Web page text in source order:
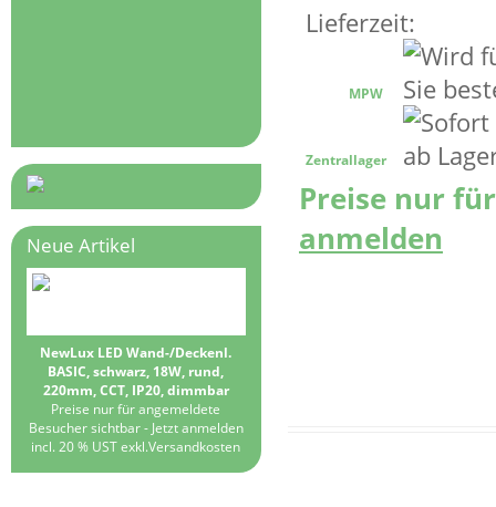
Lieferzeit:
MPW
Zentrallager
Preise nur
anmelden
Neue Artikel
NewLux LED Wand-/Deckenl.
BASIC, schwarz, 18W, rund,
220mm, CCT, IP20, dimmbar
Preise nur für angemeldete
Besucher sichtbar - Jetzt anmelden
incl. 20 % UST exkl.Versandkosten